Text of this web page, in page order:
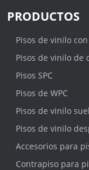
PRODUCTOS
Pisos de vinilo
Pisos de vinilo de
Pisos SPC
Pisos de WPC
Pisos de vinilo
Pisos de vinilo
Accesorios para
Contrapiso para